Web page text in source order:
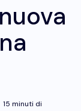
15 minuti di